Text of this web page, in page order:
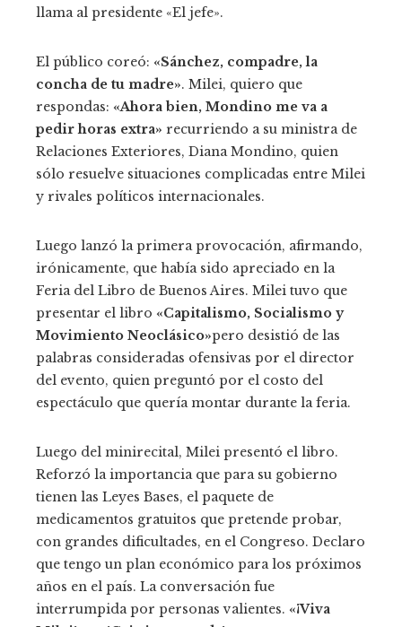
llama al presidente «El jefe».
El público coreó: «Sánchez, compadre, la
concha de tu madre». Milei, quiero que
respondas: «Ahora bien, Mondino me va a
pedir horas extra» recurriendo a su ministra de
Relaciones Exteriores, Diana Mondino, quien
sólo resuelve situaciones complicadas entre Milei
y rivales políticos internacionales.
Luego lanzó la primera provocación, afirmando,
irónicamente, que había sido apreciado en la
Feria del Libro de Buenos Aires. Milei tuvo que
presentar el libro «Capitalismo, Socialismo y
Movimiento Neoclásico»pero desistió de las
palabras consideradas ofensivas por el director
del evento, quien preguntó por el costo del
espectáculo que quería montar durante la feria.
Luego del minirecital, Milei presentó el libro.
Reforzó la importancia que para su gobierno
tienen las Leyes Bases, el paquete de
medicamentos gratuitos que pretende probar,
con grandes dificultades, en el Congreso. Declaro
que tengo un plan económico para los próximos
años en el país. La conversación fue
interrumpida por personas valientes. «¡Viva